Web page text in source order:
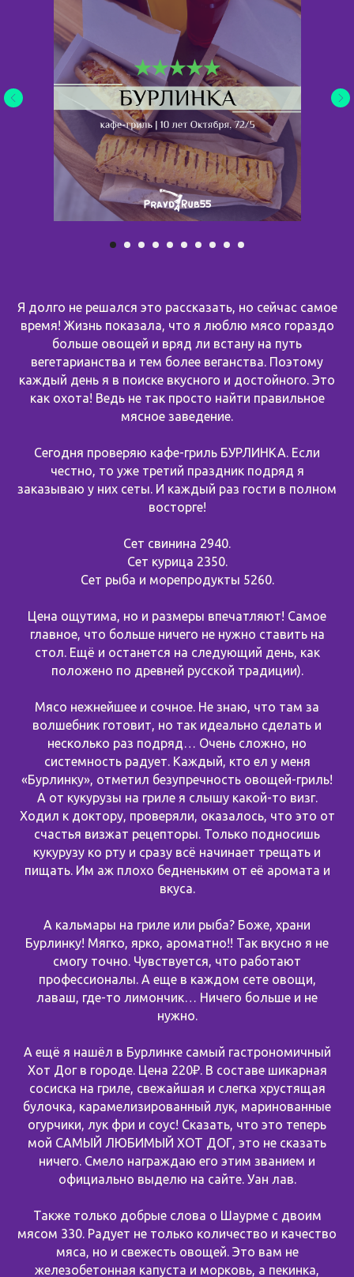
Я долго не решался это рассказать, но сейчас самое
время! Жизнь показала, что я люблю мясо гораздо
больше овощей и вряд ли встану на путь
вегетарианства и тем более веганства. Поэтому
каждый день я в поиске вкусного и достойного. Это
как охота! Ведь не так просто найти правильное
мясное заведение.
Сегодня проверяю кафе-гриль БУРЛИНКА. Если
честно, то уже третий праздник подряд я
заказываю у них сеты. И каждый раз гости в полном
восторге!
Сет свинина 2940.
Сет курица 2350.
Сет рыба и морепродукты 5260.
Цена ощутима, но и размеры впечатляют! Самое
главное, что больше ничего не нужно ставить на
стол. Ещё и останется на следующий день, как
положено по древней русской традиции).
Мясо нежнейшее и сочное. Не знаю, что там за
волшебник готовит, но так идеально сделать и
несколько раз подряд… Очень сложно, но
системность радует. Каждый, кто ел у меня
«Бурлинку», отметил безупречность овощей-гриль!
А от кукурузы на гриле я слышу какой-то визг.
Ходил к доктору, проверяли, оказалось, что это от
счастья визжат рецепторы. Только подносишь
кукурузу ко рту и сразу всё начинает трещать и
пищать. Им аж плохо бедненьким от её аромата и
вкуса.
А кальмары на гриле или рыба? Боже, храни
Бурлинку! Мягко, ярко, ароматно!! Так вкусно я не
смогу точно. Чувствуется, что работают
профессионалы. А еще в каждом сете овощи,
лаваш, где-то лимончик… Ничего больше и не
нужно.
А ещё я нашёл в Бурлинке самый гастрономичный
Хот Дог в городе. Цена 220₽. В составе шикарная
сосиска на гриле, свежайшая и слегка хрустящая
булочка, карамелизированный лук, маринованные
огурчики, лук фри и соус! Сказать, что это теперь
мой САМЫЙ ЛЮБИМЫЙ ХОТ ДОГ, это не сказать
ничего. Смело награждаю его этим званием и
официально выделю на сайте. Уан лав.
Также только добрые слова о Шаурме с двоим
мясом 330. Радует не только количество и качество
мяса, но и свежесть овощей. Это вам не
железобетонная капуста и морковь, а пекинка,